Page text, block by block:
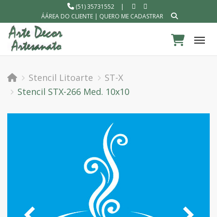
(51) 35731552
|
ÁÁREA DO CLIENTE| QUERO ME CADASTRAR
Stencil Litoarte
ST-X
Stencil STX-266 Med. 10x10